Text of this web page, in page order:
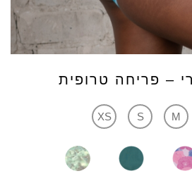
– פריחה טרופית
M
S
XS